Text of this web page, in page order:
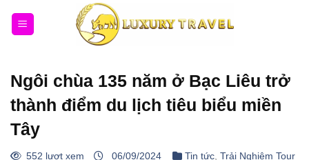
Ngôi chùa 135 năm ở Bạc Liêu trở
thành điểm du lịch tiêu biểu miền
Tây
552 lượt xem 06/09/2024 Tin tức Trải Nghiệm Tour